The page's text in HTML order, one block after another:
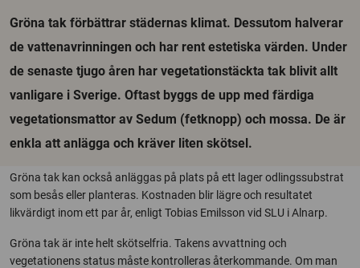
Gröna tak förbättrar städernas klimat. Dessutom halverar
de vattenavrinningen och har rent estetiska värden. Under
de senaste tjugo åren har vegetationstäckta tak blivit allt
vanligare i Sverige. Oftast byggs de upp med färdiga
vegetationsmattor av Sedum (fetknopp) och mossa. De är
enkla att anlägga och kräver liten skötsel.
Gröna tak kan också anläggas på plats på ett lager odlingssubstrat
som besås eller planteras. Kostnaden blir lägre och resultatet
likvärdigt inom ett par år, enligt Tobias Emilsson vid SLU i Alnarp.
Gröna tak är inte helt skötselfria. Takens avvattning och
vegetationens status måste kontrolleras återkommande. Om man